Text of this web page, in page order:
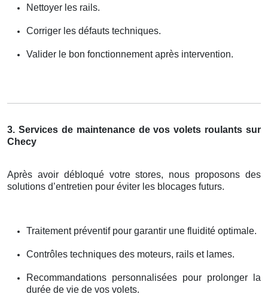
Nettoyer les rails.
Corriger les défauts techniques.
Valider le bon fonctionnement après intervention.
3. Services de maintenance de vos volets roulants sur
Checy
Après avoir débloqué votre stores, nous proposons des
solutions d’entretien pour éviter les blocages futurs.
Traitement préventif pour garantir une fluidité optimale.
Contrôles techniques des moteurs, rails et lames.
Recommandations personnalisées pour prolonger la
durée de vie de vos volets.